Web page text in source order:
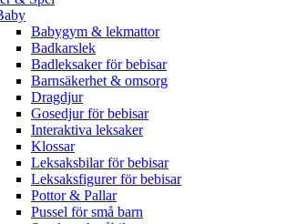
Babygym & lekmattor
Badkarslek
Badleksaker för bebisar
Barnsäkerhet & omsorg
Dragdjur
Gosedjur för bebisar
Interaktiva leksaker
Klossar
Leksaksbilar för bebisar
Leksaksfigurer för bebisar
Pottor & Pallar
Pussel för små barn